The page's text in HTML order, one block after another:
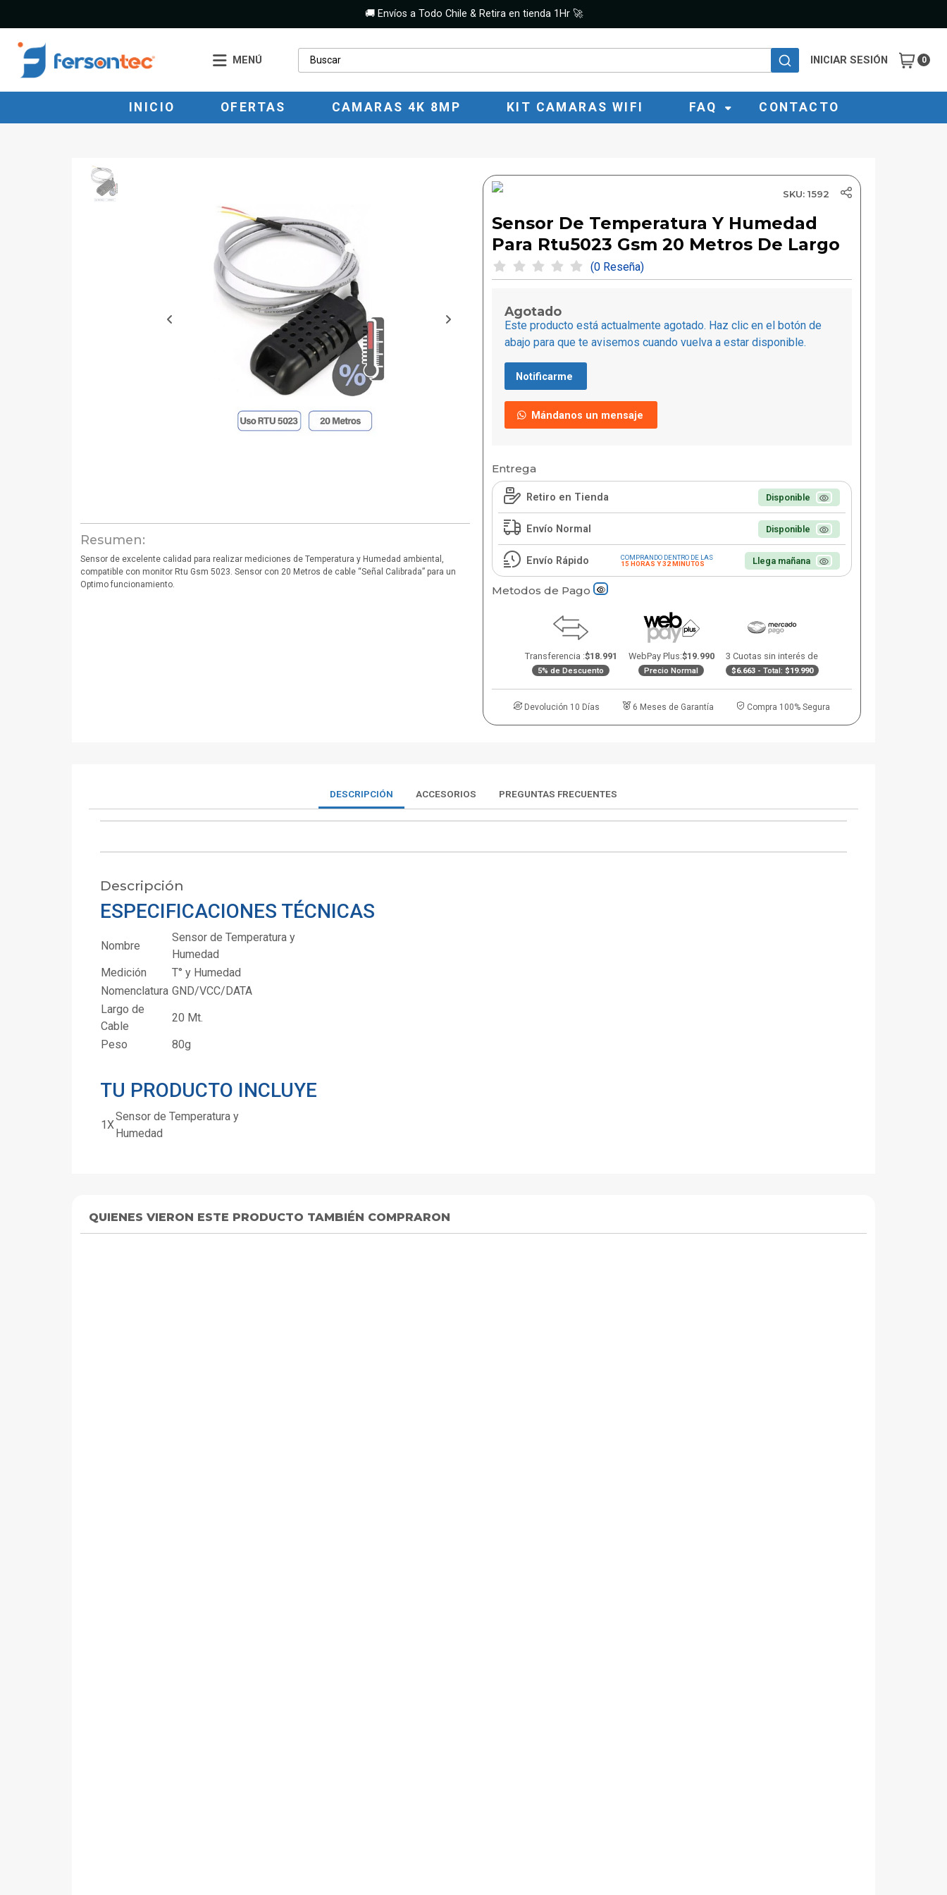
🚚 Envíos a Todo Chile & Retira en tienda 1Hr 🚀
MENÚ INICIAR SESIÓN 0
INICIO OFERTAS CAMARAS 4K 8MP KIT CAMARAS WIFI FAQ CONTACTO
Resumen:
Sensor de excelente calidad para realizar mediciones de Temperatura y Humedad ambiental,
compatible con monitor Rtu Gsm 5023. Sensor con 20 Metros de cable “Señal Calibrada” para un
Optimo funcionamiento.
SKU: 1592
Sensor De Temperatura Y Humedad
Para Rtu5023 Gsm 20 Metros De Largo
(0 Reseña)
Agotado
Este producto está actualmente agotado. Haz clic en el botón de
abajo para que te avisemos cuando vuelva a estar disponible.
Notificarme
Mándanos un mensaje
Entrega
Retiro en Tienda Disponible
Envío Normal Disponible
Envío Rápido
COMPRANDO DENTRO DE LAS
15 HORAS Y 32 MINUTOS
Llega mañana
Metodos de Pago
Transferencia :$18.991
5% de Descuento
WebPay Plus:$19.990
Precio Normal
3 Cuotas sin interés de
$6.663- Total: $19.990
Devolución 10 Días 6 Meses de Garantía Compra 100% Segura
DESCRIPCIÓN ACCESORIOS PREGUNTAS FRECUENTES
Descripción
ESPECIFICACIONES TÉCNICAS
Nombre
Sensor de Temperatura y
Humedad
Medición
T° y Humedad
Nomenclatura GND/VCC/DATA
Largo de
Cable
20 Mt.
Peso
80g
TU PRODUCTO INCLUYE
1X
Sensor de Temperatura y
Humedad
QUIENES VIERON ESTE PRODUCTO TAMBIÉN COMPRARON